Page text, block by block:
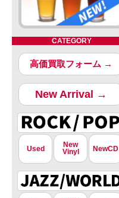
CATEGORY
高価買取フォーム →
New Arrival →
Used
New
Vinyl
NewCD